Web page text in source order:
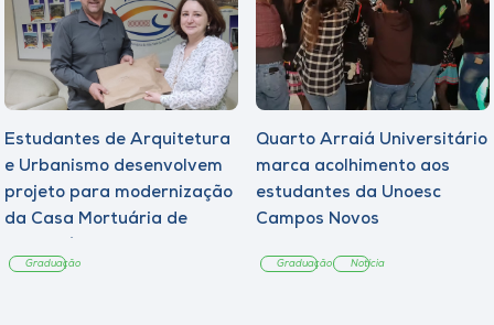
Estudantes de Arquitetura
e Urbanismo desenvolvem
projeto para modernização
da Casa Mortuária de
Graduação
Quarto Arraiá Universitário
marca acolhimento aos
estudantes da Unoesc
Campos Novos
Graduação Notícia